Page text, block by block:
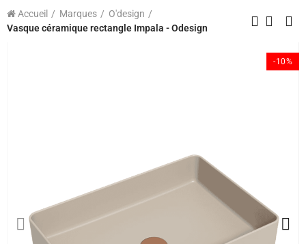
Accueil Marques
O'design
Vasque céramique rectangle Impala - Odesign
-10%